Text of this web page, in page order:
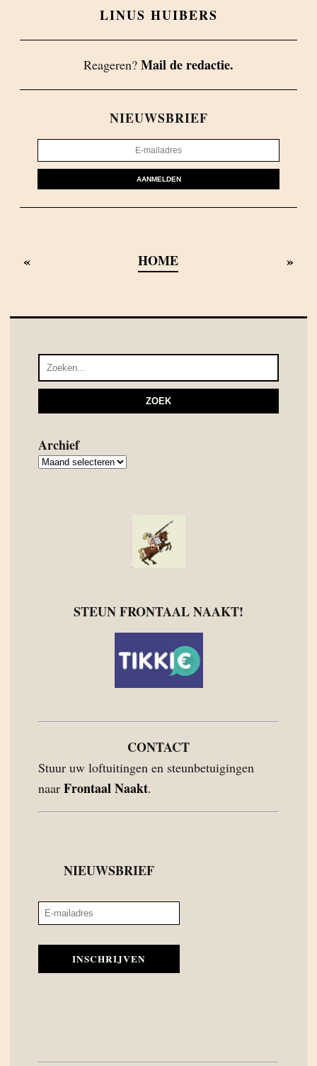
LINUS HUIBERS
Reageren? Mail de redactie.
NIEUWSBRIEF
AANMELDEN
« HOME »
Archief
Archief
STEUN FRONTAAL NAAKT!
CONTACT
Stuur uw loftuitingen en steunbetuigingen
naar Frontaal Naakt.
NIEUWSBRIEF
INSCHRIJVEN